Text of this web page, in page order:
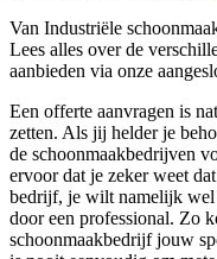
Van Industriële
Lees alles over de
aanbieden via onze
Een offerte aanvragen is
zetten. Als jij helder je
de schoonmaakbedrijven
ervoor dat je zeker weet
bedrijf, je wilt namelijk wel
door een professional. Zo
schoonmaakbedrijf jouw